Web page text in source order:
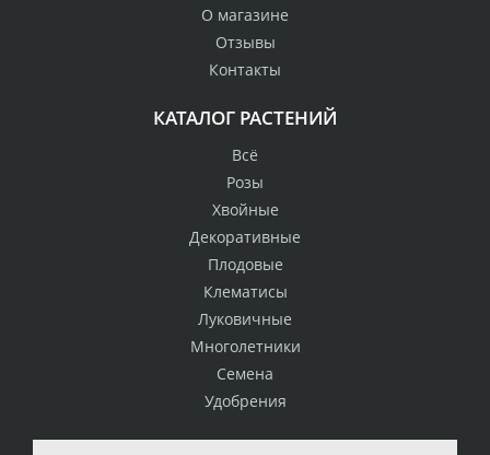
О магазине
Отзывы
Контакты
КАТАЛОГ РАСТЕНИЙ
Всё
Розы
Хвойные
Декоративные
Плодовые
Клематисы
Луковичные
Многолетники
Семена
Удобрения